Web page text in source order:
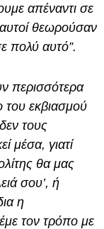
απέναντι σε
θεωρούσαν
πολύ αυτό”.
περισσότερα
του εκβιασμού
τους
μέσα, γιατί
θα μας
σου’, ή
η
τον τρόπο με